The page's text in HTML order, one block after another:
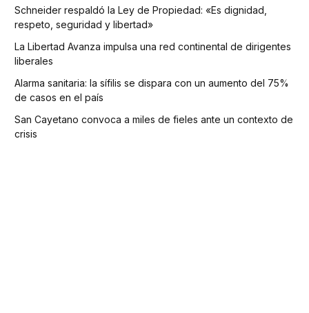
Schneider respaldó la Ley de Propiedad: «Es dignidad,
respeto, seguridad y libertad»
La Libertad Avanza impulsa una red continental de dirigentes
liberales
Alarma sanitaria: la sífilis se dispara con un aumento del 75%
de casos en el país
San Cayetano convoca a miles de fieles ante un contexto de
crisis